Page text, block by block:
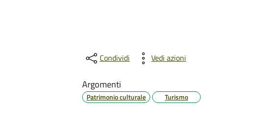
Condividi Vedi azioni
Argomenti
Patrimonio culturale Turismo